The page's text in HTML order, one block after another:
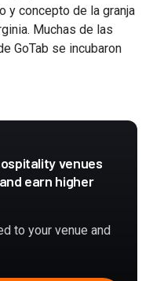
y concepto de la granja
Muchas de las
GoTab se incubaron
venues
earn higher
to your venue and